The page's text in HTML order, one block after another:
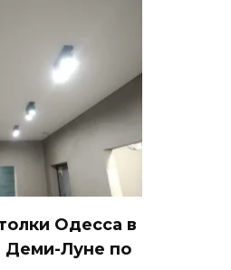
Одесса в
Деми-Луне по